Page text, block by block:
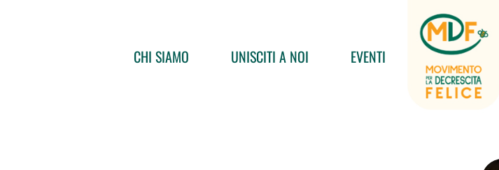
CHI SIAMO UNISCITI A NOI EVENTI